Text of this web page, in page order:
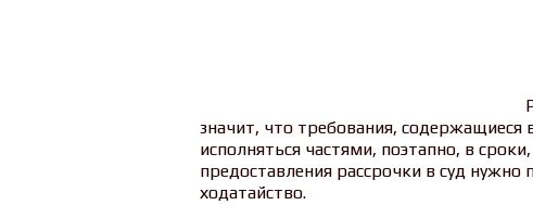
значит, что требования, содержащиеся
исполняться частями, поэтапно, в
предоставления рассрочки в суд
ходатайство.